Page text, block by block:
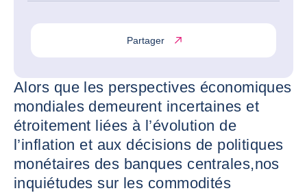
Partager
Alors que les perspectives économiques
mondiales demeurent incertaines et
étroitement liées à l’évolution de
l’inflation et aux décisions de politiques
monétaires des banques centrales,nos
inquiétudes sur les commodités